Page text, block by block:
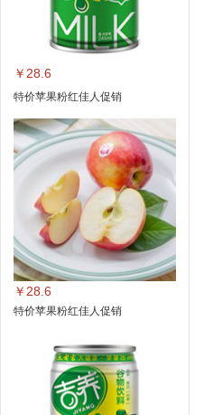
￥28.6
特价苹果粉红佳人促销
￥28.6
特价苹果粉红佳人促销